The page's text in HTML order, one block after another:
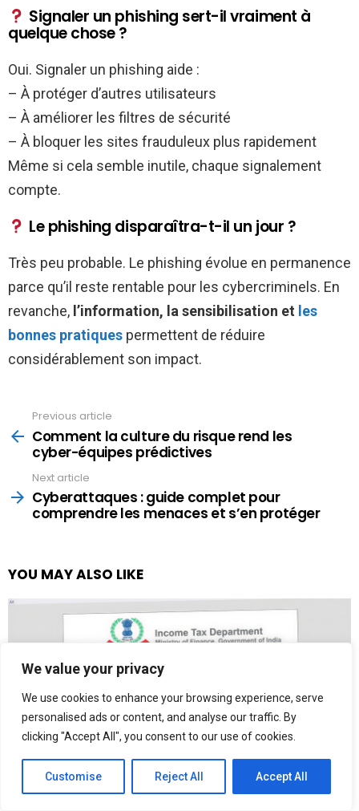
We value your privacy
We use cookies to enhance your browsing experience, serve
personalised ads or content, and analyse our traffic. By
clicking "Accept All", you consent to our use of cookies.
Customise Reject All Accept All
Signaler un phishing sert-il vraiment à
quelque chose ?
Oui. Signaler un phishing aide :
– À protéger d’autres utilisateurs
– À améliorer les filtres de sécurité
– À bloquer les sites frauduleux plus rapidement
Même si cela semble inutile, chaque signalement
compte.
Le phishing disparaîtra-t-il un jour ?
Très peu probable. Le phishing évolue en permanence
parce qu’il reste rentable pour les cybercriminels. En
revanche, l’information, la sensibilisation et les
bonnes pratiques permettent de réduire
considérablement son impact.
more
Previous article
Comment la culture du risque rend les
cyber-équipes prédictives
Next article
Cyberattaques : guide complet pour
comprendre les menaces et s’en protéger
YOU MAY ALSO LIKE
CYBERSECURITÉ
Les utilisateurs indiens ciblés par une